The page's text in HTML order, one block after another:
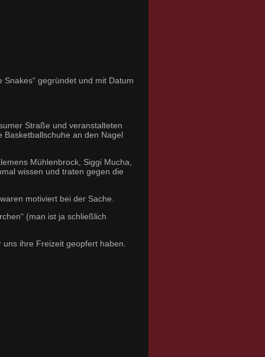
gegründet und mit Datum
Straße und veranstalteten
Basketballschuhe an den Nagel
Mühlenbrock, Siggi Mucha,
wissen und traten gegen die
motiviert bei der Sache.
(man ist ja schließlich
ihre Freizeit geopfert haben.